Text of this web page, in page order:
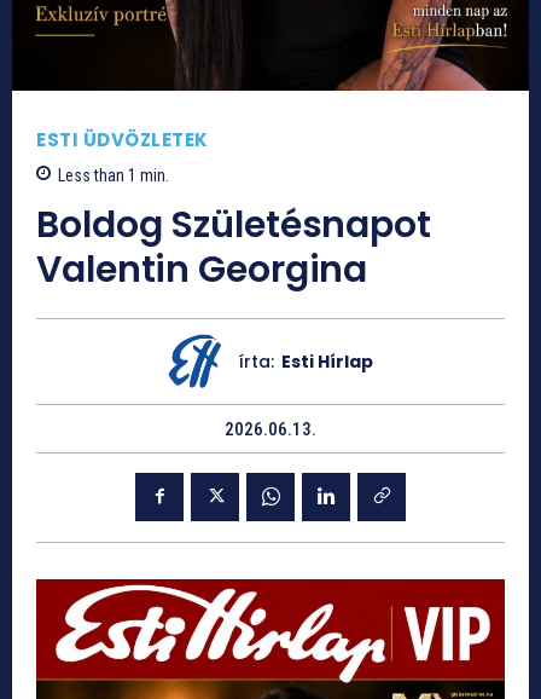
ESTI ÜDVÖZLETEK
Less than 1 min.
Boldog Születésnapot
Valentin Georgina
írta: Esti Hírlap
2026.06.13.